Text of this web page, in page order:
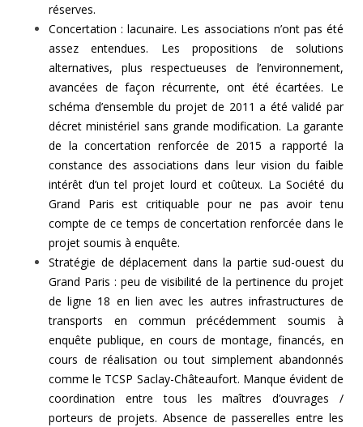
réserves.
Concertation : lacunaire. Les associations n’ont pas été
assez entendues. Les propositions de solutions
alternatives, plus respectueuses de l’environnement,
avancées de façon récurrente, ont été écartées. Le
schéma d’ensemble du projet de 2011 a été validé par
décret ministériel sans grande modification. La garante
de la concertation renforcée de 2015 a rapporté la
constance des associations dans leur vision du faible
intérêt d’un tel projet lourd et coûteux. La Société du
Grand Paris est critiquable pour ne pas avoir tenu
compte de ce temps de concertation renforcée dans le
projet soumis à enquête.
Stratégie de déplacement dans la partie sud-ouest du
Grand Paris : peu de visibilité de la pertinence du projet
de ligne 18 en lien avec les autres infrastructures de
transports en commun précédemment soumis à
enquête publique, en cours de montage, financés, en
cours de réalisation ou tout simplement abandonnés
comme le TCSP Saclay-Châteaufort. Manque évident de
coordination entre tous les maîtres d’ouvrages /
porteurs de projets. Absence de passerelles entre les